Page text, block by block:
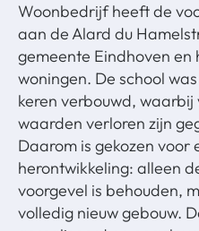
Woonbedrijf heeft de
aan de Alard du
gemeente Eindhoven
woningen. De school
keren verbouwd,
waarden verloren zijn
Daarom is gekozen voor
herontwikkeling: alleen
voorgevel is behouden,
volledig nieuw gebouw.